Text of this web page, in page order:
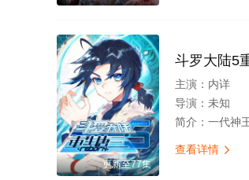
更新至77集
斗罗大陆5
主演： 内详
导演： 未知
简介： 一代神王唐三，带着一点神识在
查看详情 